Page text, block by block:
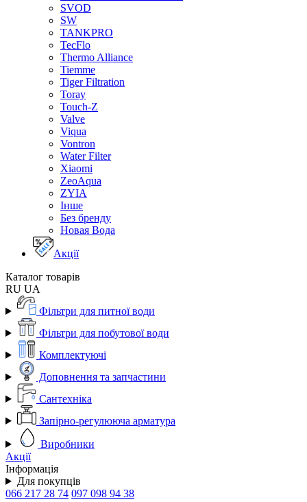
SVOD
SW
TANKPRO
TecFlo
Thermo Alliance
Tiemme
Tiger Filtration
Toray
Touch-Z
Valve
Viqua
Vontron
Water Filter
Xiaomi
ZeoAqua
ZYIA
Інше
Без бренду
Новая Вода
Акції
Каталог товарів
RU UA
Фільтри для питної води
Фільтри для побутової води
Комплектуючі
Доповнення та запчастини
Сантехніка
Запірно-регулююча арматура
Виробники
Акції
Інформація
Для покупців
066 217 28 74 097 098 94 38